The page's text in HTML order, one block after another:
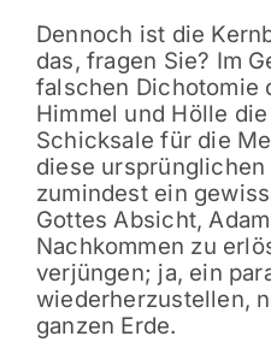
Dennoch ist die
das, fragen Sie? Im
falschen Dichotomie
Himmel und Hölle
Schicksale für die
diese
zumindest ein
Gottes Absicht,
Nachkommen zu
verjüngen; ja, ein
wiederherzustellen,
ganzen Erde.